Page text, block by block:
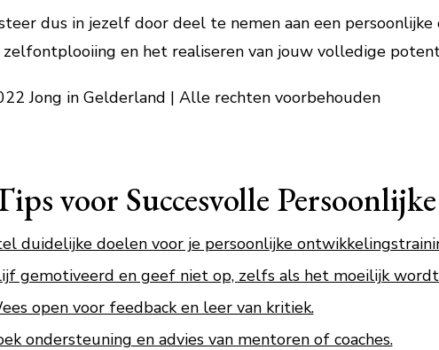
dus in jezelf door deel te nemen aan een
zelfontplooiing en het realiseren van jouw volledige
Jong in Gelderland | Alle rechten voorbehouden
voor Succesvolle
duidelijke doelen voor je persoonlijke
gemotiveerd en geef niet op, zelfs als het moeilijk
open voor feedback en leer van kritiek.
ondersteuning en advies van mentoren of coaches.